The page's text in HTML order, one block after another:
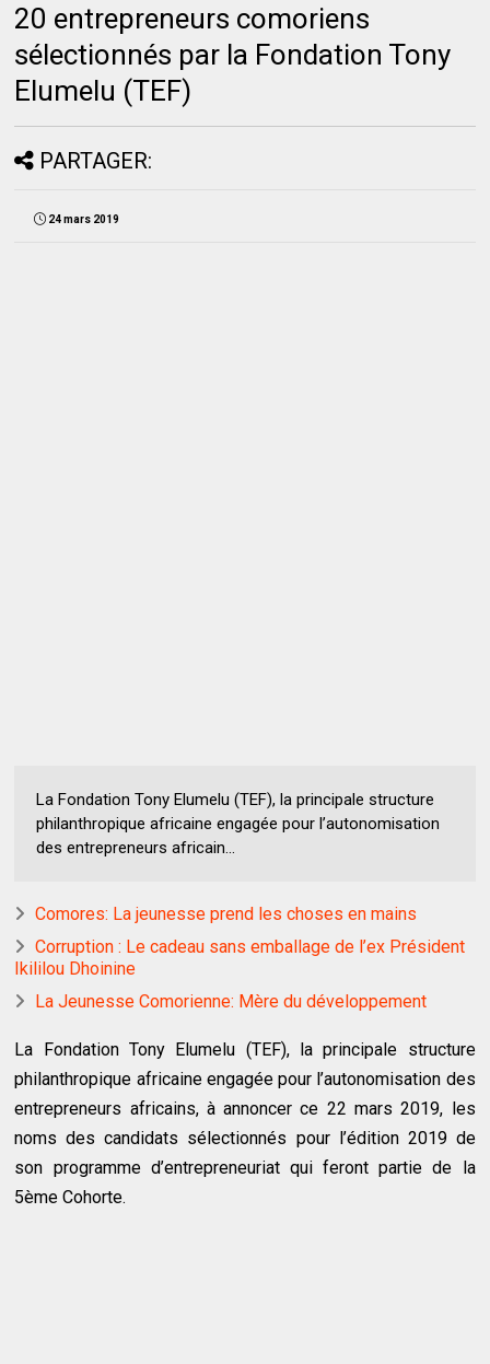
20 entrepreneurs comoriens
sélectionnés par la Fondation Tony
Elumelu (TEF)
PARTAGER:
24 mars 2019
La Fondation Tony Elumelu (TEF), la principale structure
philanthropique africaine engagée pour l’autonomisation
des entrepreneurs africain...
Comores: La jeunesse prend les choses en mains
Corruption : Le cadeau sans emballage de l’ex Président
Ikililou Dhoinine
La Jeunesse Comorienne: Mère du développement
La Fondation Tony Elumelu (TEF), la principale structure
philanthropique africaine engagée pour l’autonomisation des
entrepreneurs africains, à annoncer ce 22 mars 2019, les
noms des candidats sélectionnés pour l’édition 2019 de
son programme d’entrepreneuriat qui feront partie de la
5ème Cohorte.